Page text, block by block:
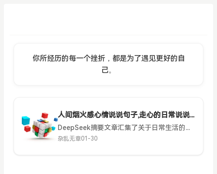
你所经历的每一个挫折，都是为了遇见更好的自
己。
人间烟火感心情说说句子,走心的日常说说短句大全
DeepSeek摘要文章汇集了关于日常生活的温馨短句，强调在平凡中感受幸福、活在当下、珍惜小美好，倡导以平和心态接纳生活，追求内心的安宁与快乐。人间烟火感心情说说句子,走心的日常说说短句大全日子慢慢过...
杂乱无章01-30